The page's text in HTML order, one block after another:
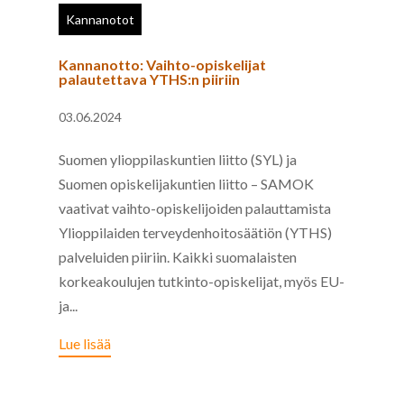
Kannanotot
Kannanotto: Vaihto-opiskelijat
palautettava YTHS:n piiriin
03.06.2024
Suomen ylioppilaskuntien liitto (SYL) ja
Suomen opiskelijakuntien liitto – SAMOK
vaativat vaihto-opiskelijoiden palauttamista
Ylioppilaiden terveydenhoitosäätiön (YTHS)
palveluiden piiriin. Kaikki suomalaisten
korkeakoulujen tutkinto-opiskelijat, myös EU-
ja...
Lue lisää